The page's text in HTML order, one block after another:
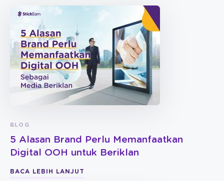
BLOG
5 Alasan Brand Perlu Memanfaatkan
Digital OOH untuk Beriklan
BACA LEBIH LANJUT